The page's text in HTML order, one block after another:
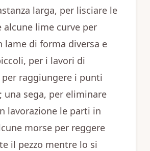
larga, per lisciare le
alcune lime curve per
lame di forma diversa e
per i lavori di
raggiungere i punti
sega, per eliminare
lavorazione le parti in
morse per reggere
il pezzo mentre lo si